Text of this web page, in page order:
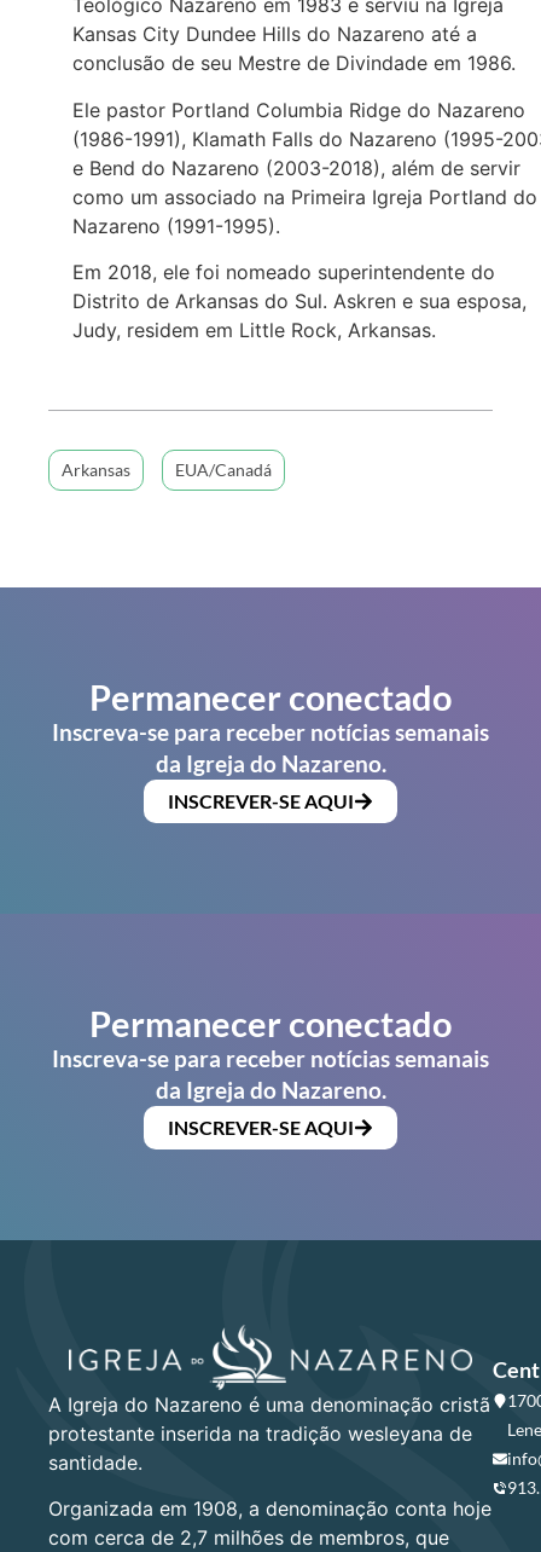
Teológico Nazareno em 1983 e serviu na Igreja
Kansas City Dundee Hills do Nazareno até a
conclusão de seu Mestre de Divindade em 1986.
Ele pastor Portland Columbia Ridge do Nazareno
(1986-1991), Klamath Falls do Nazareno (1995-
e Bend do Nazareno (2003-2018), além de servir
como um associado na Primeira Igreja Portland do
Nazareno (1991-1995).
Em 2018, ele foi nomeado superintendente do
Distrito de Arkansas do Sul. Askren e sua esposa,
Judy, residem em Little Rock, Arkansas.
Arkansas EUA/Canadá
Permanecer conectado
Inscreva-se para receber notícias semanais
da Igreja do Nazareno.
INSCREVER-SE AQUI
Permanecer conectado
Inscreva-se para receber notícias semanais
da Igreja do Nazareno.
INSCREVER-SE AQUI
A Igreja do Nazareno é uma denominação cristã
protestante inserida na tradição wesleyana de
santidade.
Organizada em 1908, a denominação conta hoje
com cerca de 2,7 milhões de membros, que